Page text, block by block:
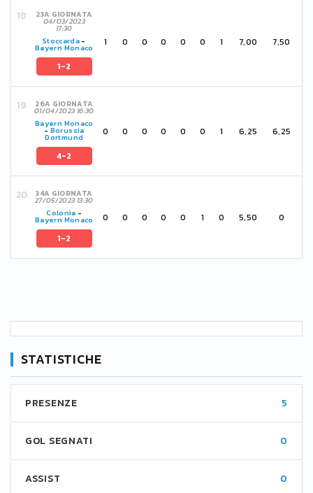
23A GIORNATA
04/03/2023
17:30
Stoccarda -
Bayern Monaco
1-2
1 0 0 0 0 0 1 7,00 7,50
26A GIORNATA
01/04/2023 16:30
Bayern Monaco
- Borussia
Dortmund
4-2
0 0 0 0 0 0 1 6,25 6,25
34A GIORNATA
27/05/2023 13:30
Colonia -
Bayern Monaco
1-2
0 0 0 0 0 1 0 5,50 0
STATISTICHE
PRESENZE 5
GOL SEGNATI 0
ASSIST 0